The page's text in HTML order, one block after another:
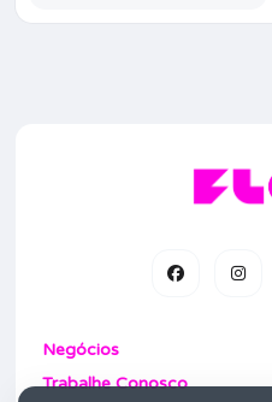
Negócios
Trabalhe Conosco